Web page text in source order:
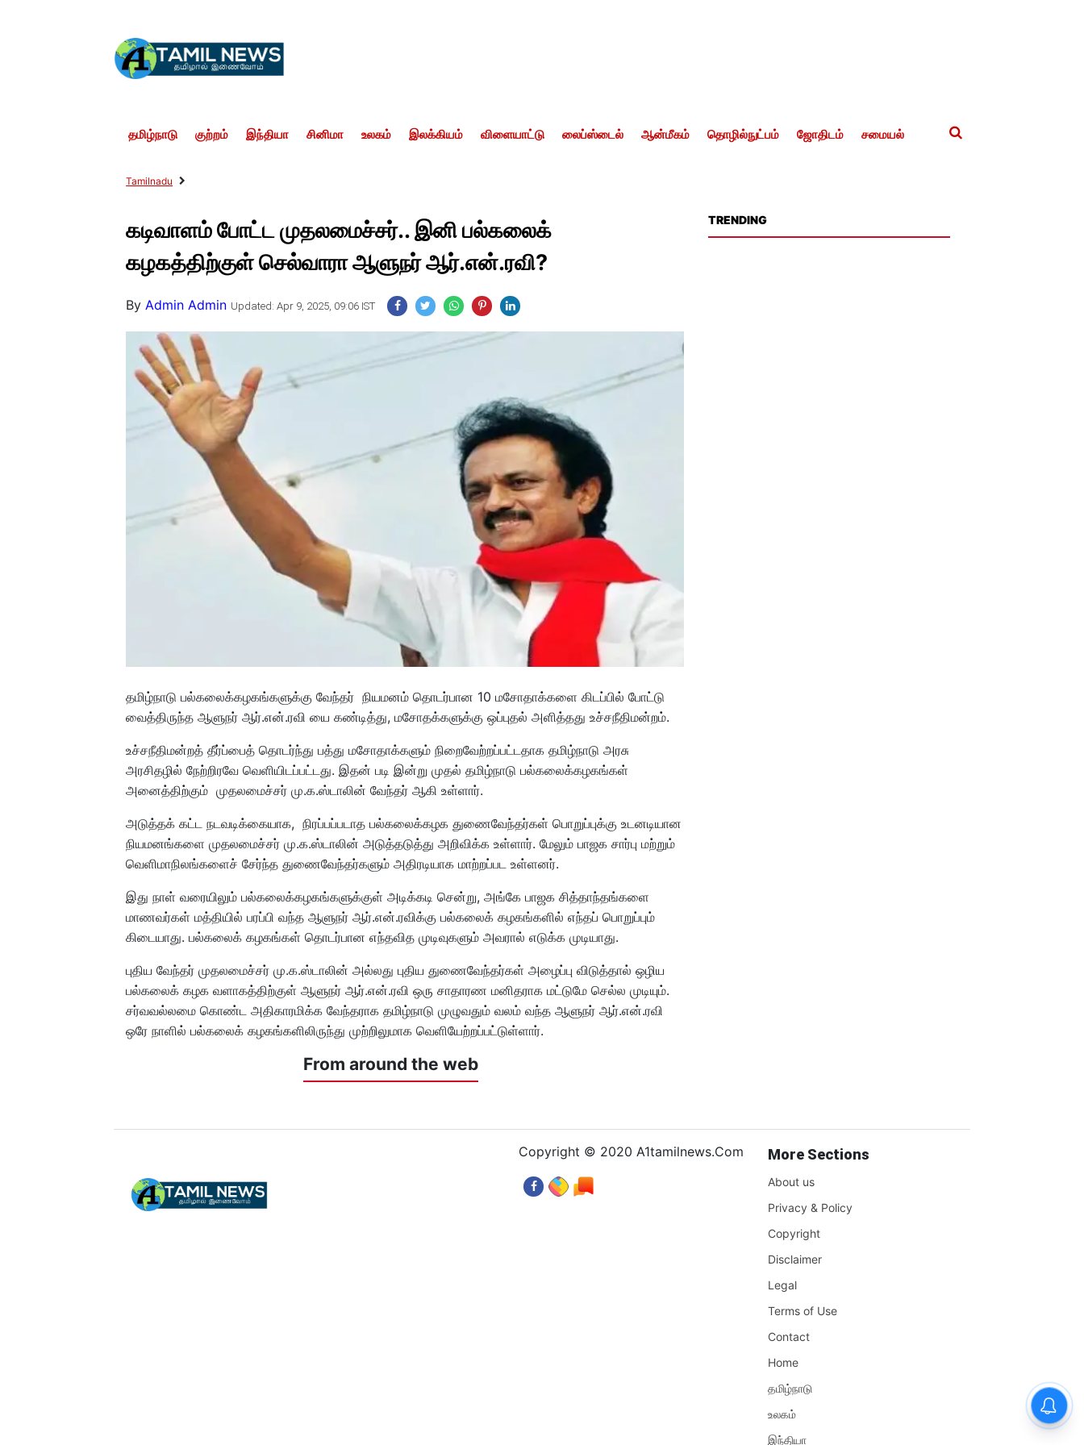
தமிழ்நாடு குற்றம் இந்தியா சினிமா உலகம் இலக்கியம் விளையாட்டு லைப்ஸ்டைல் ஆன்மீகம் தொழில்நுட்பம் ஜோதிடம் சமையல்
Tamilnadu
கடிவாளம் போட்ட முதலமைச்சர்.. இனி பல்கலைக்
கழகத்திற்குள் செல்வாரா ஆளுநர் ஆர்.என்.ரவி?
ByAdmin Admin Updated: Apr 9, 2025, 09:06 IST
தமிழ்நாடு பல்கலைக்கழகங்களுக்கு வேந்தர் நியமனம் தொடர்பான 10 மசோதாக்களை கிடப்பில் போட்டு
வைத்திருந்த ஆளுநர் ஆர்.என்.ரவி யை கண்டித்து, மசோதக்களுக்கு ஒப்புதல் அளித்தது உச்சநீதிமன்றம்.
உச்சநீதிமன்றத் தீர்ப்பைத் தொடர்ந்து பத்து மசோதாக்களும் நிறைவேற்றப்பட்டதாக தமிழ்நாடு அரசு
அரசிதழில் நேற்றிரவே வெளியிடப்பட்டது. இதன் படி இன்று முதல் தமிழ்நாடு பல்கலைக்கழகங்கள்
அனைத்திற்கும் முதலமைச்சர் மு.க.ஸ்டாலின் வேந்தர் ஆகி உள்ளார்.
அடுத்தக் கட்ட நடவடிக்கையாக, நிரப்பப்படாத பல்கலைக்கழக துணைவேந்தர்கள் பொறுப்புக்கு உடனடியான
நியமனங்களை முதலமைச்சர் மு.க.ஸ்டாலின் அடுத்தடுத்து அறிவிக்க உள்ளார். மேலும் பாஜக சார்பு மற்றும்
வெளிமாநிலங்களைச் சேர்ந்த துணைவேந்தர்களும் அதிரடியாக மாற்றப்பட உள்ளனர்.
இது நாள் வரையிலும் பல்கலைக்கழகங்களுக்குள் அடிக்கடி சென்று, அங்கே பாஜக சித்தாந்தங்களை
மாணவர்கள் மத்தியில் பரப்பி வந்த ஆளுநர் ஆர்.என்.ரவிக்கு பல்கலைக் கழகங்களில் எந்தப் பொறுப்பும்
கிடையாது. பல்கலைக் கழகங்கள் தொடர்பான எந்தவித முடிவுகளும் அவரால் எடுக்க முடியாது.
புதிய வேந்தர் முதலமைச்சர் மு.க.ஸ்டாலின் அல்லது புதிய துணைவேந்தர்கள் அழைப்பு விடுத்தால் ஒழிய
பல்கலைக் கழக வளாகத்திற்குள் ஆளுநர் ஆர்.என்.ரவி ஒரு சாதாரண மனிதராக மட்டுமே செல்ல முடியும்.
சர்வவல்லமை கொண்ட அதிகாரமிக்க வேந்தராக தமிழ்நாடு முழுவதும் வலம் வந்த ஆளுநர் ஆர்.என்.ரவி
ஒரே நாளில் பல்கலைக் கழகங்களிலிருந்து முற்றிலுமாக வெளியேற்றப்பட்டுள்ளார்.
From around the web
TRENDING
Copyright © 2020 A1tamilnews.Com More Sections
About us
Privacy & Policy
Copyright
Disclaimer
Legal
Terms of Use
Contact
Home
தமிழ்நாடு
உலகம்
இந்தியா